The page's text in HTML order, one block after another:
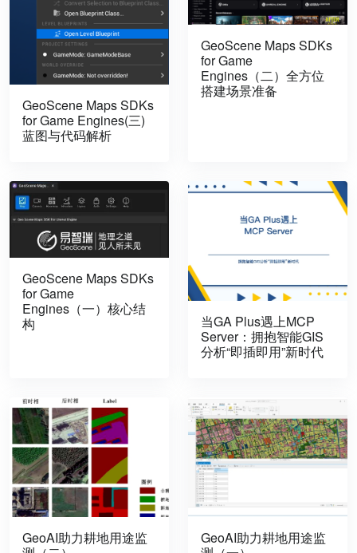
GeoScene Maps SDKs
for Game Engines(三)
蓝图与代码解析
GeoScene Maps SDKs
for Game
Engines（二）全方位
搭建场景准备
GeoScene Maps SDKs
for Game
Engines（一）核心结
构
当GA Plus遇上MCP
Server：拥抱智能GIS
分析“即插即用”新时代
GeoAI助力耕地用途监
GeoAI助力耕地用途监